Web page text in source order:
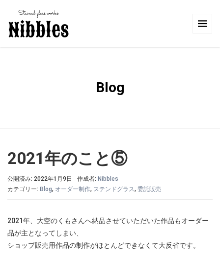
Blog
2021年のこと⑤
公開済み: 2022年1月9日 作成者: Nibbles
カテゴリー: Blog, オーダー制作, ステンドグラス, 委託販売
2021年、大空のくもさんへ納品させていただいた作品もオーダー
品が主となってしまい、
ショップ販売用作品の制作がほとんどできなくて大反省です。